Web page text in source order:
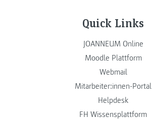
Quick Links
JOANNEUM Online
Moodle Plattform
Webmail
Mitarbeiter:innen-Portal
Helpdesk
FH Wissensplattform